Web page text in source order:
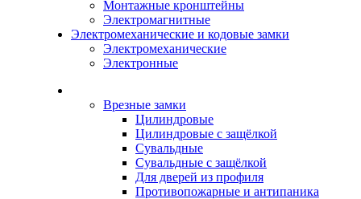
Монтажные кронштейны
Электромагнитные
Электромеханические и кодовые замки
Электромеханические
Электронные
Врезные замки
Цилиндровые
Цилиндровые с защёлкой
Сувальдные
Сувальдные с защёлкой
Для дверей из профиля
Противопожарные и антипаника